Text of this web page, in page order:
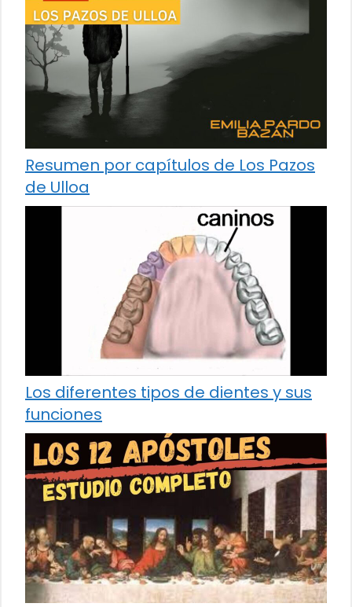
Resumen por capítulos de Los Pazos
de Ulloa
Los diferentes tipos de dientes y sus
funciones